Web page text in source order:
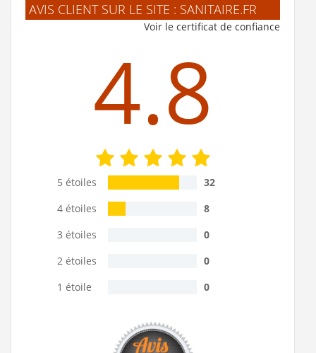
AVIS CLIENT SUR LE SITE : SANITAIRE.FR
Voir le certificat de confiance
4.8
5 étoiles
32
4 étoiles
8
3 étoiles
0
2 étoiles
0
1 étoile
0